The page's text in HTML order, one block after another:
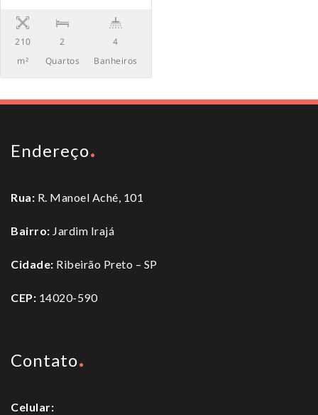
210
m²
2
Quartos
4
Banheiros
Endereço
Rua: R. Manoel Aché, 101
Bairro: Jardim Irajá
Cidade: Ribeirão Preto – SP
CEP: 14020-590
Contato
Celular: